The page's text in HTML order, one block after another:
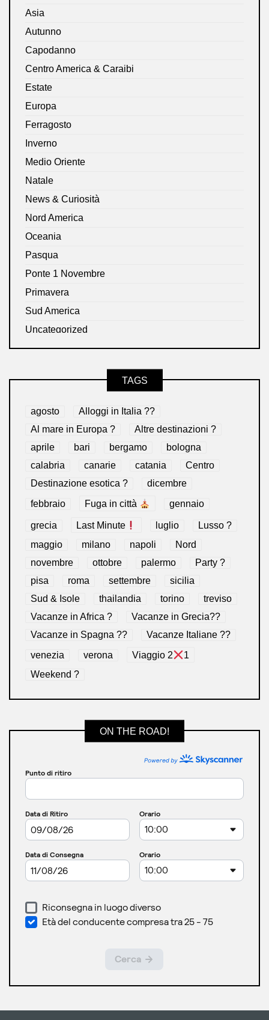
Asia
Autunno
Capodanno
Centro America & Caraibi
Estate
Europa
Ferragosto
Inverno
Medio Oriente
Natale
News & Curiosità
Nord America
Oceania
Pasqua
Ponte 1 Novembre
Primavera
Sud America
Uncategorized
TAGS
agosto
Alloggi in Italia ??
Al mare in Europa ?️
Altre destinazioni ?
aprile
bari bergamo
bologna
calabria
canarie catania
Centro
Destinazione esotica ?
dicembre
febbraio Fuga in città gennaio
grecia Last Minute luglio
Lusso ?
maggio
milano napoli
Nord
novembre
ottobre palermo
Party ?
pisa
roma settembre
sicilia
Sud & Isole
thailandia torino
treviso
Vacanze in Africa ?
Vacanze in Grecia??
Vacanze in Spagna ??
Vacanze Italiane ??
venezia verona Viaggio 2
1
Weekend ?
ON THE ROAD!